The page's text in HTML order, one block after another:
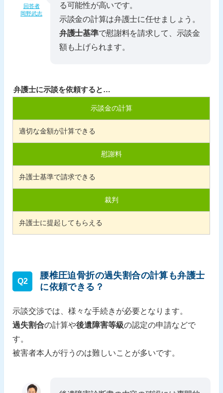
回答者
岡野武志
る可能性が高いです。
示談金の計算は弁護士に任せましょう。
弁護士基準で慰謝料を請求して、示談金
額も上げられます。
弁護士に示談を依頼すると…
示談金の計算
適切な金額が計算できる
慰謝料
弁護士基準で請求できる
裁判
弁護士に提起してもらえる
Q2
腰椎圧迫骨折の過失割合の計算も弁護士
に依頼できる？
示談交渉では、様々な手続きが必要となります。
過失割合の計算や後遺障害等級の認定の申請などで
す。
被害者本人が行うのは難しいことが多いです。